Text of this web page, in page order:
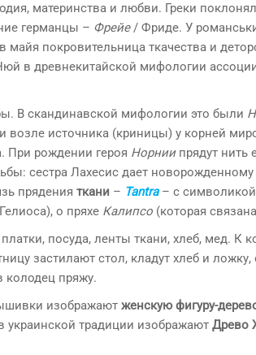
материнства и любви. Греки
германцы – Фрейе/ Фриде. У
майя покровительница ткачества и
в древнекитайской мифологии
В скандинавской мифологии это были
источника (криницы) у корней
При рождении героя Норниипрядут нить
сестра Лахесис дает
прядения ткани – Tantra– с
о пряхе Калипсо (которая
посуда, ленты ткани, хлеб, мед. К
застилают стол, кладут хлеб и
пряжу.
изображают женскую фигуру-
традиции изображают Древо